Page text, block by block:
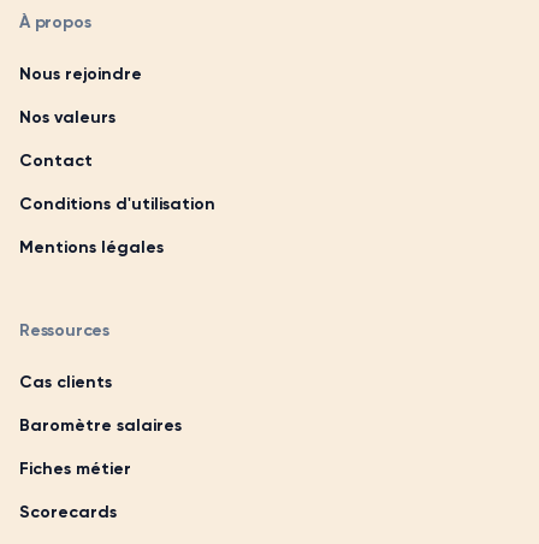
À propos
Nous rejoindre
Nos valeurs
Contact
Conditions d'utilisation
Mentions légales
Ressources
Cas clients
Baromètre salaires
Fiches métier
Scorecards